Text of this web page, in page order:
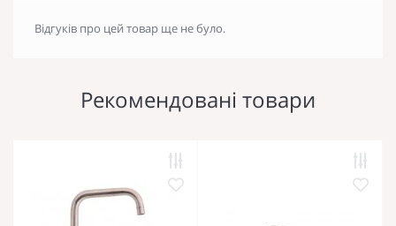
Відгуків про цей товар ще не було.
Рекомендовані товари